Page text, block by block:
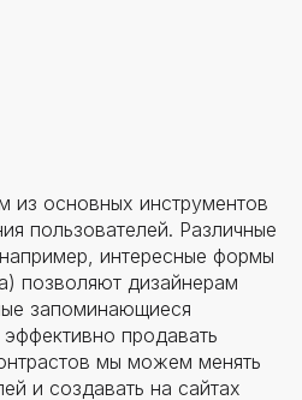
из основных инструментов
пользователей. Различные
интересные формы
позволяют дизайнерам
запоминающиеся
продавать
мы можем менять
и создавать на сайтах